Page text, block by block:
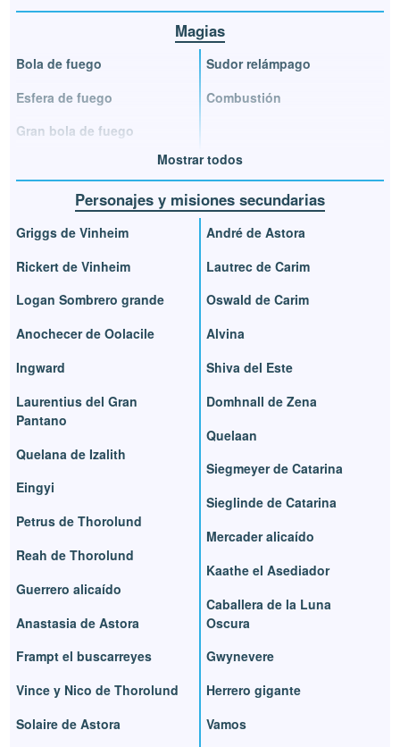
Magias
Bola de fuego
Esfera de fuego
Gran bola de fuego
Sudor relámpago
Combustión
Mostrar todos
Personajes y misiones secundarias
Griggs de Vinheim
Rickert de Vinheim
Logan Sombrero grande
Anochecer de Oolacile
Ingward
Laurentius del Gran
Pantano
Quelana de Izalith
Eingyi
Petrus de Thorolund
Reah de Thorolund
Guerrero alicaído
Anastasia de Astora
Frampt el buscarreyes
Vince y Nico de Thorolund
Solaire de Astora
André de Astora
Lautrec de Carim
Oswald de Carim
Alvina
Shiva del Este
Domhnall de Zena
Quelaan
Siegmeyer de Catarina
Sieglinde de Catarina
Mercader alicaído
Kaathe el Asediador
Caballera de la Luna
Oscura
Gwynevere
Herrero gigante
Vamos